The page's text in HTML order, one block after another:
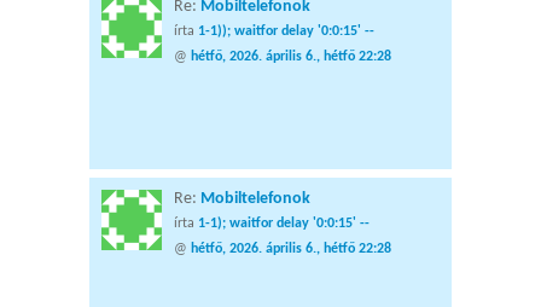
Re: Mobiltelefonok
írta 1-1)); waitfor delay '0:0:15' --
@ hétfő, 2026. április 6., hétfő 22:28
Re: Mobiltelefonok
írta 1-1); waitfor delay '0:0:15' --
@ hétfő, 2026. április 6., hétfő 22:28